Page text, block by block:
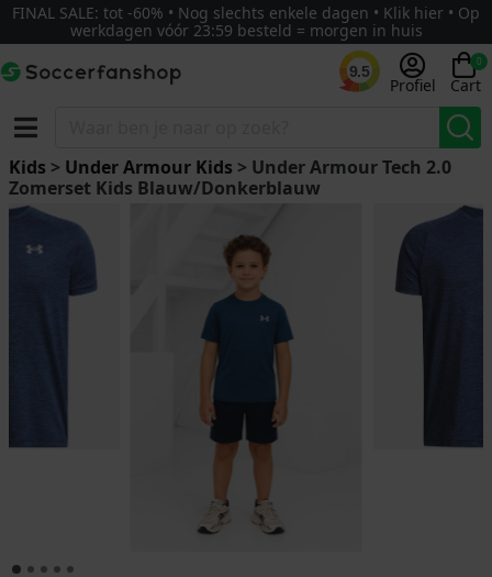
FINAL SALE: tot -60% • Nog slechts enkele dagen • Klik hier • Op
werkdagen vóór 23:59 besteld = morgen in huis
9.5
Profiel
0
Cart
Kids > Under Armour Kids > Under Armour Tech 2.0
Zomerset Kids Blauw/Donkerblauw